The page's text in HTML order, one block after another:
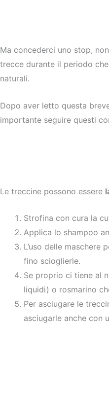
Ma concederci uno stop,
trecce durante il periodo
naturali.
Dopo aver letto questa
importante seguire questi
Le treccine possono essere
Strofina con cura la
Applica lo shampoo
L’uso delle
fino scioglierle.
Se proprio ci tiene al
liquidi) o rosmarino
Per asciugare le
asciugarle anche con